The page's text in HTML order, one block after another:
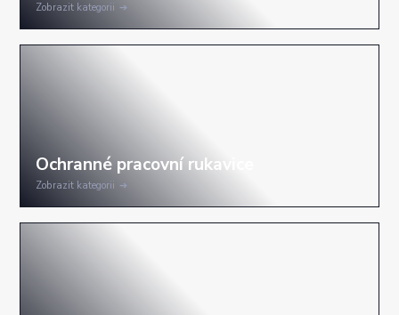
Zobrazit kategorii
Zobrazit kategorii